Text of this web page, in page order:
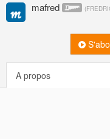
mafred (
A propos